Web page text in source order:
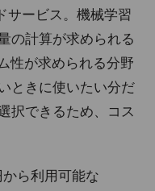
サービス。機械学習
の計算が求められる
性が求められる分野
ときに使いたい分だ
択できるため、コス
ら利用可能な